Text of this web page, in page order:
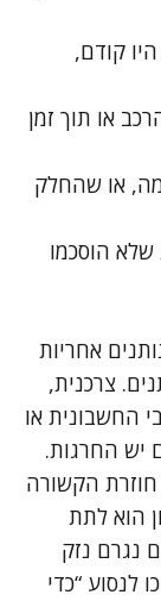
קודם,
או תוך זמן
או שהחלק
שלא הוסכמו
אחריות
צרכנית,
החשבונית או
יש החרגות.
הקשורה
הוא לתת
נגרם נזק
לנסוע “כדי